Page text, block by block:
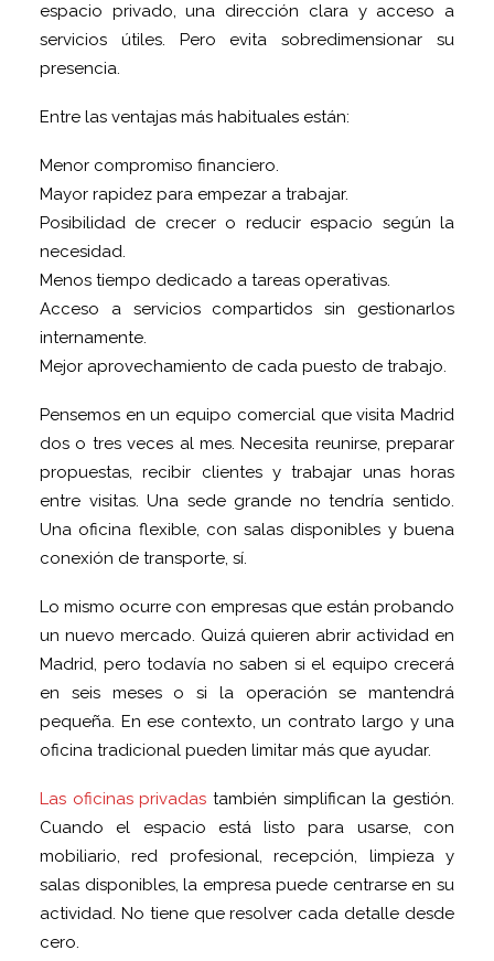
espacio privado, una dirección clara y acceso a
servicios útiles. Pero evita sobredimensionar su
presencia.
Entre las ventajas más habituales están:
Menor compromiso financiero.
Mayor rapidez para empezar a trabajar.
Posibilidad de crecer o reducir espacio según la
necesidad.
Menos tiempo dedicado a tareas operativas.
Acceso a servicios compartidos sin gestionarlos
internamente.
Mejor aprovechamiento de cada puesto de trabajo.
Pensemos en un equipo comercial que visita Madrid
dos o tres veces al mes. Necesita reunirse, preparar
propuestas, recibir clientes y trabajar unas horas
entre visitas. Una sede grande no tendría sentido.
Una oficina flexible, con salas disponibles y buena
conexión de transporte, sí.
Lo mismo ocurre con empresas que están probando
un nuevo mercado. Quizá quieren abrir actividad en
Madrid, pero todavía no saben si el equipo crecerá
en seis meses o si la operación se mantendrá
pequeña. En ese contexto, un contrato largo y una
oficina tradicional pueden limitar más que ayudar.
Las oficinas privadas también simplifican la gestión.
Cuando el espacio está listo para usarse, con
mobiliario, red profesional, recepción, limpieza y
salas disponibles, la empresa puede centrarse en su
actividad. No tiene que resolver cada detalle desde
cero.